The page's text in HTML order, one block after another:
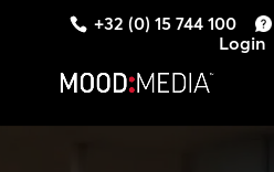
+32 (0) 15 744 100
Login